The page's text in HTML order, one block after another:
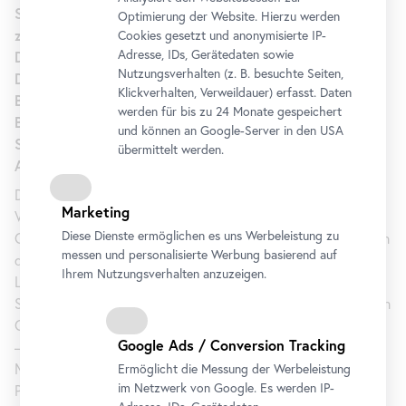
Spannungsverhältnisse zwischen traditionellen und
zeitgenössischen choreografischen Praktiken Asiens.
Die Arbeiten werden erstmals in Europa gezeigt.
Darüber hinaus widmet sich der von Kurator Cis
Bierinckx – vormals Direktor der Brüsseler
Beursschouwburg – präsentierte Filmschwerpunkt
Schlüsselwerken zu Transsexualität und Transgender in
Asien.
Der Eröffnungsabend von
Vernissage der beiden Installationen sowie einem Film über
Chinas bekannteste Transgender-Persönlichkeit gewidmet. In
der Installation des prominenten Theatermachers Michael
Laub zeigt sich auf zehn großen Videowalls das
Spannungsfeld zwischen folkloristischen Tänzen und urbanen
Club
-Moves im heutigen Kambodscha. Formal schließt Laub
– der bereits ganze Städte und Persönlichkeiten, darunter
Marina Abramovic, – portraitierte, an seine 2011 gezeigten
Porträts aus dem Wiener Burgtheater an. Erstmals außer
Optimierung der Website. Hierzu werden
Cookies gesetzt und anonymisierte IP-
Adresse, IDs, Gerätedaten sowie
Nutzungsverhalten (z. B. besuchte Seiten,
Klickverhalten, Verweildauer) erfasst. Daten
werden für bis zu 24 Monate gespeichert
und können an Google-Server in den USA
übermittelt werden.
Marketing
Diese Dienste ermöglichen es uns Werbeleistung zu
messen und personalisierte Werbung basierend auf
Ihrem Nutzungsverhalten anzuzeigen.
Google Ads / Conversion Tracking
Ermöglicht die Messung der Werbeleistung
im Netzwerk von Google. Es werden IP-